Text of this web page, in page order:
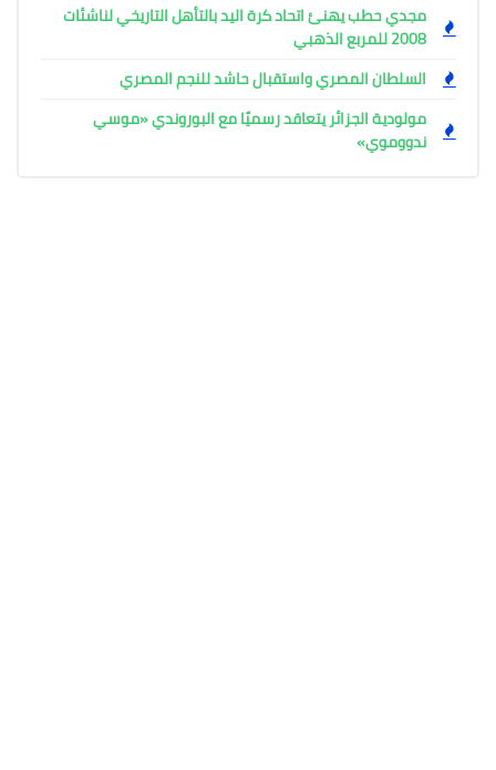
مجدي حطب يهنئ اتحاد كرة اليد بالتأهل التاريخي لناشئات
2008 للمربع الذهبي
السلطان المصري واستقبال حاشد للنجم المصري
مولودية الجزائر يتعاقد رسميًا مع البوروندي «موسي
ندووموي»